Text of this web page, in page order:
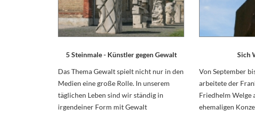
5 Steinmale - Künstler gegen Gewalt
Das Thema Gewalt spielt nicht nur in den
Medien eine große Rolle. In unserem
täglichen Leben sind wir ständig in
irgendeiner Form mit Gewalt
Sich
Von September
arbeitete der
Friedhelm Welge
ehemaligen